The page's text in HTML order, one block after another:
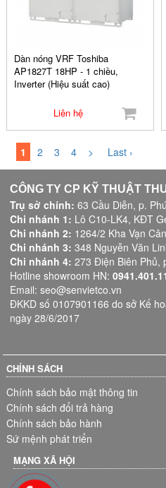
Dàn nóng VRF Toshiba
AP1827T 18HP - 1 chiều,
Inverter (Hiệu suất cao)
Liên hệ
1 2 3 4 > Last ›
CÔNG TY CP KỸ THUẬT
Trụ sở chính: 63 Cầu Diễn, p.
Chi nhánh 1: Lô C10-LK4, KĐT
Chi nhánh 2: 1264/2 Kha Vạn
Chi nhánh 3:348 Nguyễn Văn
Chi nhánh 4:273 Điện Biên Phủ,
Hotline showroom HN:
Email: seo@senvietco.vn
ĐKKD số 0107901166 do sở Kế
ngày 28/6/2017
CHÍNH SÁCH
Chính sách bảo mật thông tin
Chính sách đổi trả hàng
Chính sách bảo hành
Sứ mệnh phát triển
MẠNG XÃ HỘI